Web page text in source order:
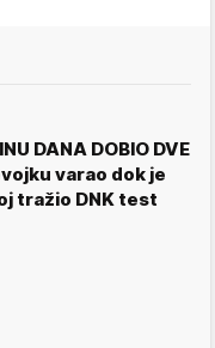
DANA DOBIO DVE
varao dok je
tražio DNK test